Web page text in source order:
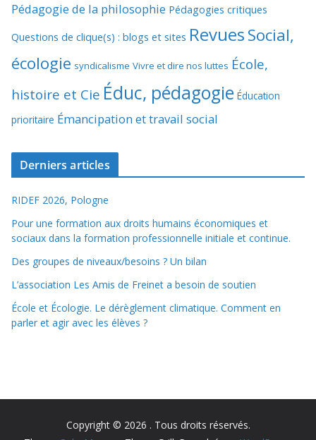
Pédagogie de la philosophie Pédagogies critiques
Questions de clique(s) : blogs et sites RevuesSocial,
écologie syndicalisme Vivre et dire nos luttes École,
histoire et Cie Éduc, pédagogie Éducation
prioritaire Émancipation et travail social
Derniers articles
RIDEF 2026, Pologne
Pour une formation aux droits humains économiques et
sociaux dans la formation professionnelle initiale et continue.
Des groupes de niveaux/besoins ? Un bilan
L’association Les Amis de Freinet a besoin de soutien
École et Écologie. Le dérèglement climatique. Comment en
parler et agir avec les élèves ?
Copyright © 2026 . Tous droits réservés.